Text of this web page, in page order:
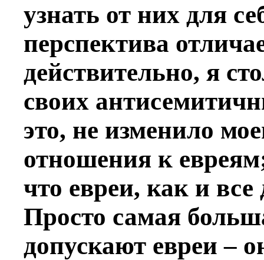
узнать от них для
перспектива
действительно, я
своих
это, не изменило
отношения к
что евреи, как и
Просто самая
допускают евреи –